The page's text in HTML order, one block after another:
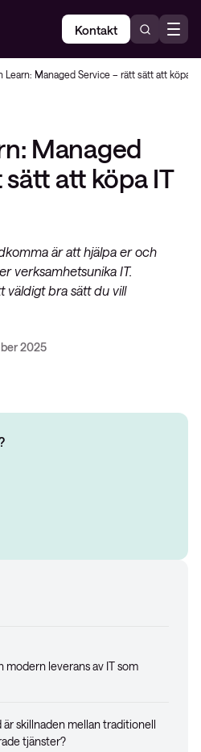
Kontakt
Learn: Managed Service – rätt sätt att köpa
Managed
att köpa IT
är att hjälpa er och
verksamhetsunika IT.
väldigt bra sätt du vill
2025
modern leverans av IT som
är skillnaden mellan traditionell
tjänster?